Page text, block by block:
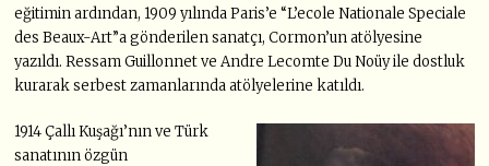
eğitimin ardından, 1909 yılında Paris’e “L’ecole Nationale Speciale
des Beaux-Art”a gönderilen sanatçı, Cormon’un atölyesine
yazıldı. Ressam Guillonnet ve Andre Lecomte Du Noüy ile dostluk
kurarak serbest zamanlarında atölyelerine katıldı.
1914 Çallı Kuşağı’nın ve Türk
sanatının özgün